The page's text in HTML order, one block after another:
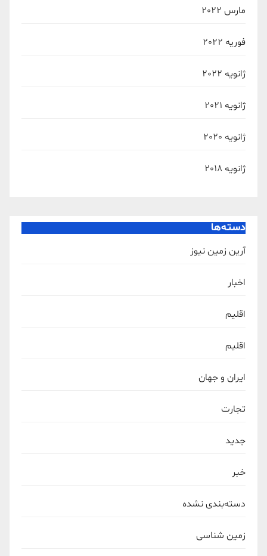
مارس 2022
فوریه 2022
ژانویه 2022
ژانویه 2021
ژانویه 2020
ژانویه 2018
دسته‌ها
آرین زمین نیوز
اخبار
اقلیم
اقلیم
ایران و جهان
تجارت
جدید
خبر
دسته‌بندی نشده
زمین شناسی